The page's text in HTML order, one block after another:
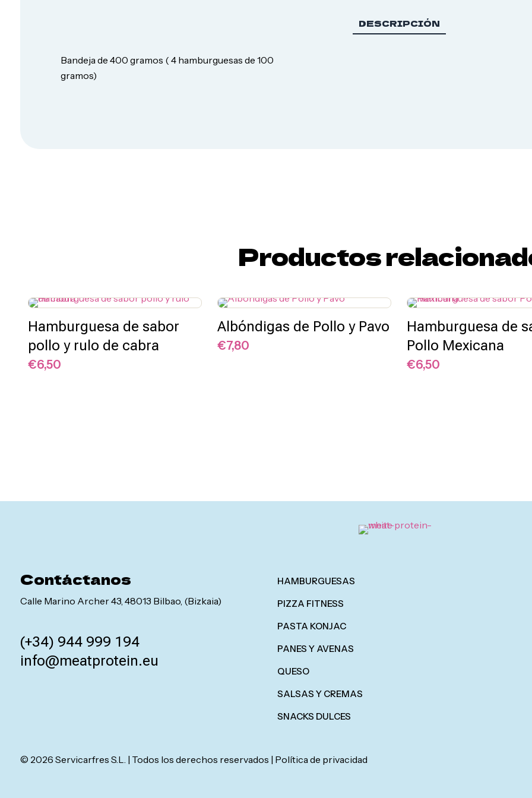
DESCRIPCIÓN
Bandeja de 400 gramos ( 4 hamburguesas de 100
gramos)
Productos
Hamburguesa de sabor
pollo y rulo de cabra
€6,50
Albóndigas de Pollo y Pavo
€7,80
Hamburguesa de
Pollo Mexicana
€6,50
Contáctanos
Calle Marino Archer 43, 48013 Bilbao, (Bizkaia)
(+34) 944 999 194
info@meatprotein.eu
HAMBURGUESAS
PIZZA FITNESS
PASTA KONJAC
PANES Y AVENAS
QUESO
SALSAS Y CREMAS
SNACKS DULCES
© 2026 Servicarfres S.L. | Todos los derechos reservados | Política de privacidad